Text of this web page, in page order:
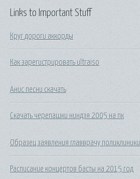
Links to Important Stuff
Круг дороги аккорды
Как зарегистрировать ultraiso
Анис песни скачать
Скачать черепашки ниндзя 2005 на пк
Образец заявления главврачу поликлиники
Расписание концертов басты на 2015 год